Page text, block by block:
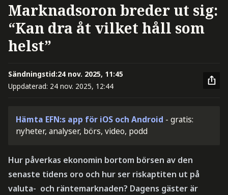
Marknadsoron breder ut sig:
“Kan dra åt vilket håll som
helst”
Sändningstid:24 nov. 2025, 11:45
Uppdaterad: 24 nov. 2025, 12:44
Hämta EFN:s app för iOS och Android - gratis:
nyheter, analyser, börs, video, podd
Hur påverkas ekonomin bortom börsen av den
senaste tidens oro och hur ser riskaptiten ut på
valuta- och räntemarknaden? Dagens gäster är